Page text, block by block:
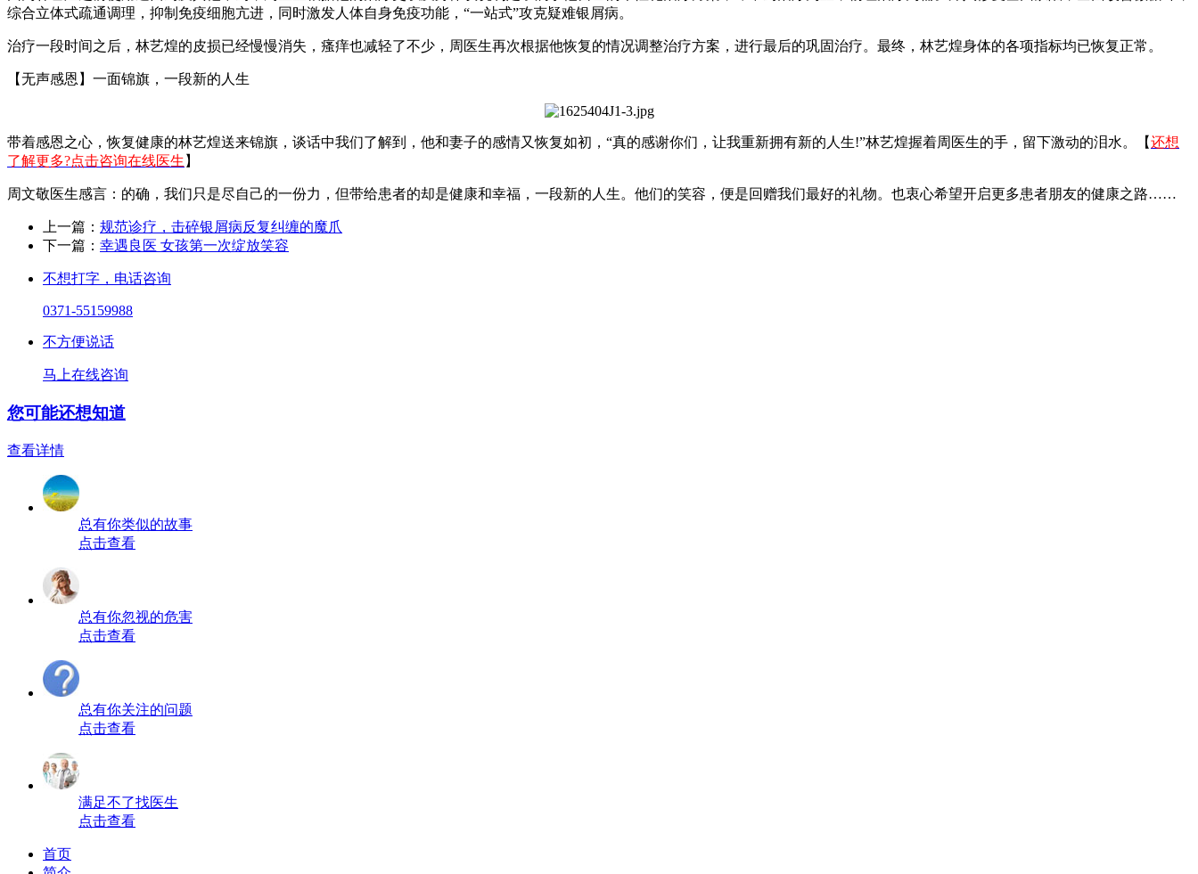
综合立体式疏通调理，抑制免疫细胞亢进，同时激发人体自身免疫功能，“一站式”攻克疑难银屑病。
治疗一段时间之后，林艺煌的皮损已经慢慢消失，瘙痒也减轻了不少，周医生再次根据他恢复的情况调整治疗方案，进行最后的巩固治疗。最终，林艺煌身体的各项指标均已恢复正常。
【无声感恩】一面锦旗，一段新的人生
带着感恩之心，恢复健康的林艺煌送来锦旗，谈话中我们了解到，他和妻子的感情又恢复如初，“真的感谢你们，让我重新拥有新的人生!”林艺煌握着周医生的手，留下激动的泪水。【还想
了解更多?点击咨询在线医生 】
周文敬医生感言：的确，我们只是尽自己的一份力，但带给患者的却是健康和幸福，一段新的人生。他们的笑容，便是回赠我们最好的礼物。也衷心希望开启更多患者朋友的健康之路……
上一篇： 规范诊疗，击碎银屑病反复纠缠的魔爪
下一篇： 幸遇良医 女孩第一次绽放笑容
不想打字，电话咨询
0371-55159988
不方便说话
马上在线咨询
您可能还想知道
查看详情
总有你类似的故事
点击查看
总有你忽视的危害
点击查看
总有你关注的问题
点击查看
满足不了找医生
点击查看
首页